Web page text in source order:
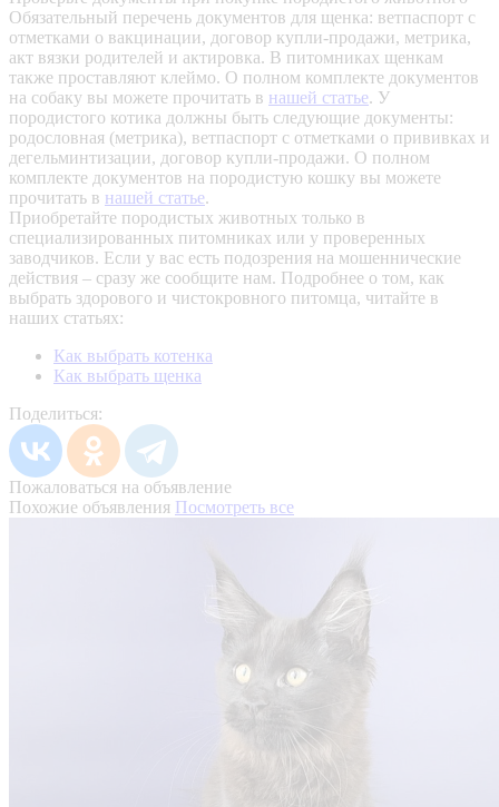
Обязательный перечень документов для щенка: ветпаспорт с
отметками о вакцинации, договор купли-продажи, метрика,
акт вязки родителей и актировка. В питомниках щенкам
также проставляют клеймо. О полном комплекте документов
на собаку вы можете прочитать в нашей статье. У
породистого котика должны быть следующие документы:
родословная (метрика), ветпаспорт с отметками о прививках и
дегельминтизации, договор купли-продажи. О полном
комплекте документов на породистую кошку вы можете
прочитать в нашей статье.
Приобретайте породистых животных только в
специализированных питомниках или у проверенных
заводчиков. Если у вас есть подозрения на мошеннические
действия – сразу же сообщите нам. Подробнее о том, как
выбрать здорового и чистокровного питомца, читайте в
наших статьях:
Как выбрать котенка
Как выбрать щенка
Поделиться:
Пожаловаться на объявление
Похожие объявления Посмотреть все